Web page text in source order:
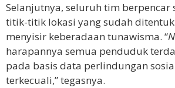
Selanjutnya, seluruh tim berpencar
titik-titik lokasi yang sudah
menyisir keberadaan tunawisma. “
harapannya semua penduduk
pada basis data perlindungan
terkecuali,” tegasnya.